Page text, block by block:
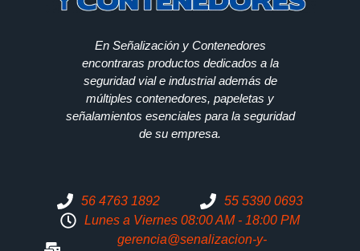
En Señalización y Contenedores
encontraras productos dedicados a la
seguridad vial e industrial además de
múltiples contenedores, papeletas y
señalamientos esenciales para la seguridad
de su empresa.
56 4763 1892
55 5390 0693
Lunes a Viernes 08:00 AM - 18:00 PM
gerencia@senalizacion-y-